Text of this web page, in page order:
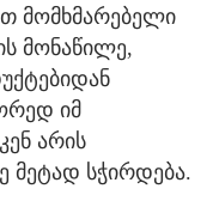
მომხმარებელი
მონაწილე,
იმ
არის
მეტად სჭირდება.